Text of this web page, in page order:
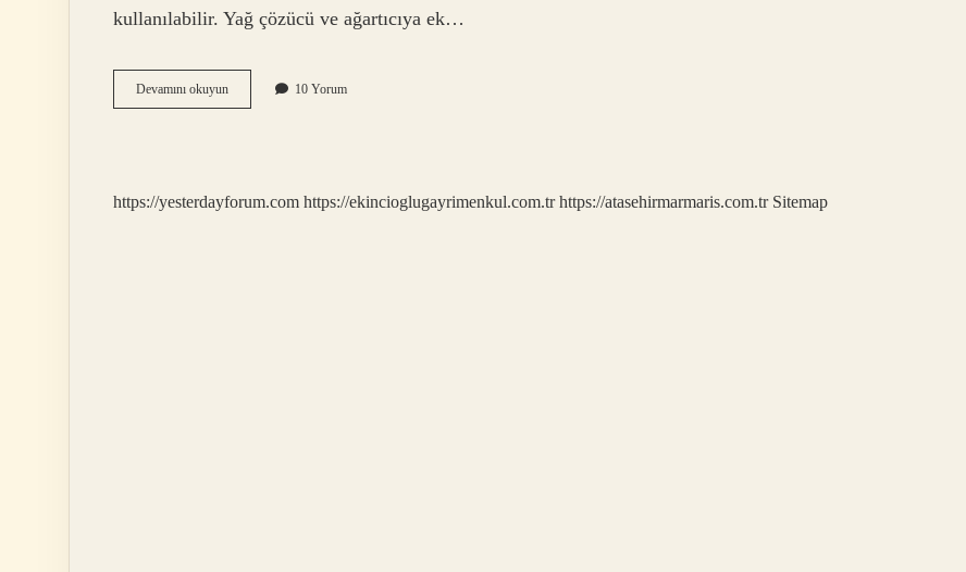
kullanılabilir. Yağ çözücü ve ağartıcıya ek…
Devamını okuyunEv
Temizliğinde
10 Yorum
https://yesterdayforum.com https://ekincioglugayrimenkul.com.tr https://atasehirmarmaris.com.tr Sitemap